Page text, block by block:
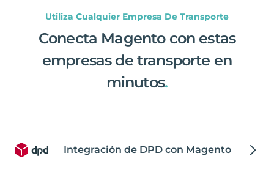
Utiliza Cualquier Empresa De Transporte
Conecta Magento con estas
empresas de transporte en
minutos.
Integración de DPD con Magento